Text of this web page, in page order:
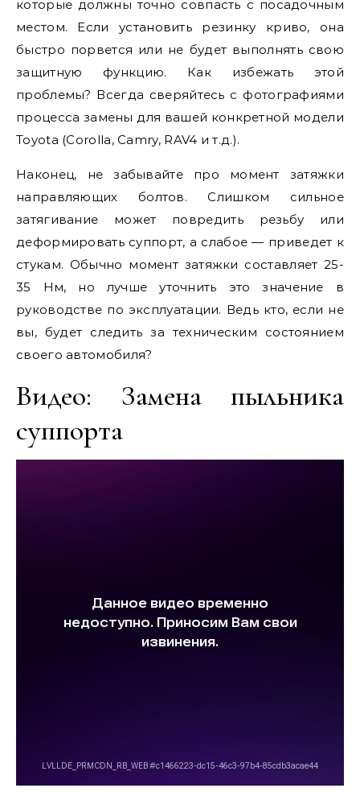
которые должны точно совпасть с посадочным
местом. Если установить резинку криво, она
быстро порвется или не будет выполнять свою
защитную функцию. Как избежать этой
проблемы? Всегда сверяйтесь с фотографиями
процесса замены для вашей конкретной модели
Toyota (Corolla, Camry, RAV4 и т.д.).
Наконец, не забывайте про момент затяжки
направляющих болтов. Слишком сильное
затягивание может повредить резьбу или
деформировать суппорт, а слабое — приведет к
стукам. Обычно момент затяжки составляет 25-
35 Нм, но лучше уточнить это значение в
руководстве по эксплуатации. Ведь кто, если не
вы, будет следить за техническим состоянием
своего автомобиля?
Видео: Замена пыльника
суппорта